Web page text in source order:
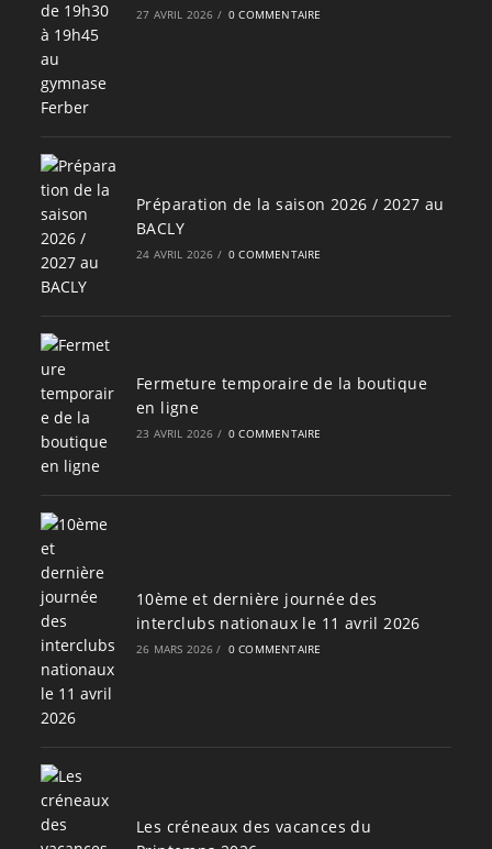
27 AVRIL 2026 / 0 COMMENTAIRE
Préparation de la saison 2026 / 2027 au
BACLY
24 AVRIL 2026 / 0 COMMENTAIRE
Fermeture temporaire de la boutique
en ligne
23 AVRIL 2026 / 0 COMMENTAIRE
10ème et dernière journée des
interclubs nationaux le 11 avril 2026
26 MARS 2026 / 0 COMMENTAIRE
Les créneaux des vacances du